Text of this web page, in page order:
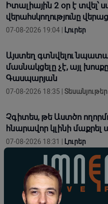
Իտալիային 2 օր է տվել՝
վերահսկողությունը
07-08-2026 19:04 | Լուրեր
Այստեղ գտնվելու
մասնակցելը չէ, այլ
Գասպարյան
07-08-2026 18:35 | Տեսանյութեր
Չգիտես, թե Աստծո
հնարավոր կլինի
07-08-2026 18:31 | Լուրեր
Դատարա՞ն, թե՞
քահանա Ենգիբարյան
07-08-2026 18:30 | Լուրեր